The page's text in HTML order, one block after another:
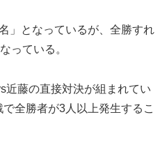
」となっているが、全勝すれ
っている。
近藤の直接対決が組まれてい
全勝者が3人以上発生するこ